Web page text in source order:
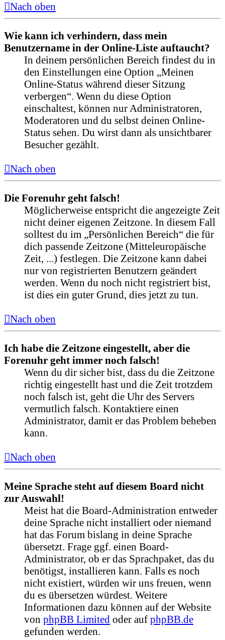
Nach oben
Wie kann ich verhindern, dass mein
Benutzername in der Online-Liste auftaucht?
In deinem persönlichen Bereich findest du in
den Einstellungen eine Option „Meinen
Online-Status während dieser Sitzung
verbergen“. Wenn du diese Option
einschaltest, können nur Administratoren,
Moderatoren und du selbst deinen Online-
Status sehen. Du wirst dann als unsichtbarer
Besucher gezählt.
Nach oben
Die Forenuhr geht falsch!
Möglicherweise entspricht die angezeigte Zeit
nicht deiner eigenen Zeitzone. In diesem Fall
solltest du im „Persönlichen Bereich“ die für
dich passende Zeitzone (Mitteleuropäische
Zeit, ...) festlegen. Die Zeitzone kann dabei
nur von registrierten Benutzern geändert
werden. Wenn du noch nicht registriert bist,
ist dies ein guter Grund, dies jetzt zu tun.
Nach oben
Ich habe die Zeitzone eingestellt, aber die
Forenuhr geht immer noch falsch!
Wenn du dir sicher bist, dass du die Zeitzone
richtig eingestellt hast und die Zeit trotzdem
noch falsch ist, geht die Uhr des Servers
vermutlich falsch. Kontaktiere einen
Administrator, damit er das Problem beheben
kann.
Nach oben
Meine Sprache steht auf diesem Board nicht
zur Auswahl!
Meist hat die Board-Administration entweder
deine Sprache nicht installiert oder niemand
hat das Forum bislang in deine Sprache
übersetzt. Frage ggf. einen Board-
Administrator, ob er das Sprachpaket, das du
benötigst, installieren kann. Falls es noch
nicht existiert, würden wir uns freuen, wenn
du es übersetzen würdest. Weitere
Informationen dazu können auf der Website
von phpBB Limited oder auf phpBB.de
gefunden werden.